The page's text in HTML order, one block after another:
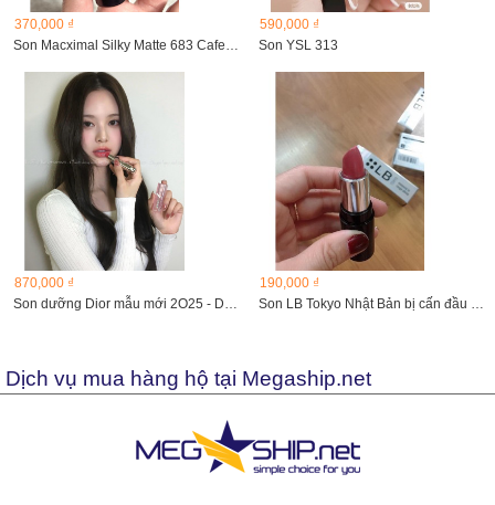
370,000 ₫
Son Macximal Silky Matte 683 CafeMocha
590,000 ₫
Son YSL 313
870,000 ₫
Son dưỡng Dior mẫu mới 2O25 - Dior Addict Lip Glow màu 074
190,000 ₫
Son LB Tokyo Nhật Bản bị cấn đầu son
Dịch vụ mua hàng hộ tại Megaship.net